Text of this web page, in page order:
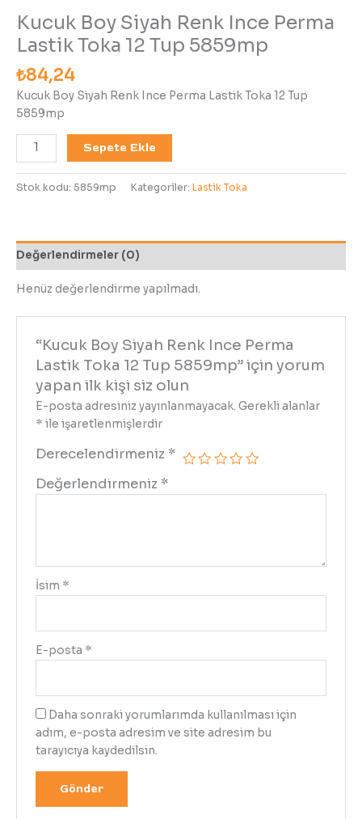
Kucuk Boy Siyah Renk Ince Perma
Lastik Toka 12 Tup 5859mp
₺84,24
Kucuk Boy Siyah Renk Ince Perma Lastik Toka 12 Tup
5859mp
Sepete Ekle
Stok kodu: 5859mp Kategoriler: Lastik Toka
Değerlendirmeler (0)
Henüz değerlendirme yapılmadı.
“Kucuk Boy Siyah Renk Ince Perma
Lastik Toka 12 Tup 5859mp” için yorum
yapan ilk kişi siz olun
E-posta adresiniz yayınlanmayacak. Gerekli alanlar
* ile işaretlenmişlerdir
Derecelendirmeniz *
Değerlendirmeniz *
İsim *
E-posta *
Daha sonraki yorumlarımda kullanılması için
adım, e-posta adresim ve site adresim bu
tarayıcıya kaydedilsin.